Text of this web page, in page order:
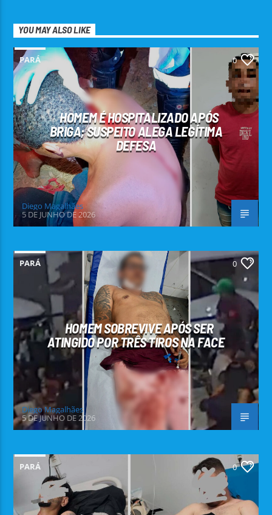
YOU MAY ALSO LIKE
PARÁ 0
HOMEM É HOSPITALIZADO APÓS
BRIGA; SUSPEITO ALEGA LEGÍTIMA
DEFESA
Diego Magalhães
5 DE JUNHO DE 2026
PARÁ 0
HOMEM SOBREVIVE APÓS SER
ATINGIDO POR TRÊS TIROS NA FACE
Diego Magalhães
5 DE JUNHO DE 2026
PARÁ 0